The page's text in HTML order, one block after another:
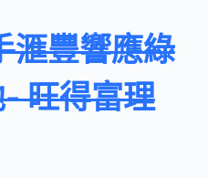
滙豐響應綠
旺得富理